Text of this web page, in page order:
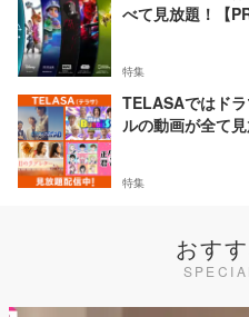
べて見放題！【PR
特集
TELASAではド
ルの動画が全て見
特集
おす